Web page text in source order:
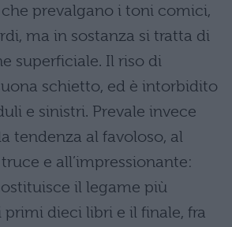
che prevalgano i toni comici,
ma in sostanza si tratta di
superficiale. Il riso di
schietto, ed è intorbidito
e sinistri. Prevale invece
tendenza al favoloso, al
e all’impressionante:
il legame più
dieci libri e il finale, fra